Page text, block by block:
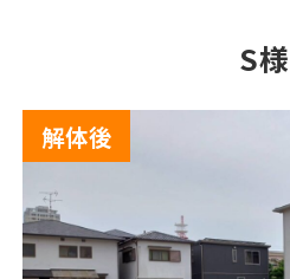
S様
解体後